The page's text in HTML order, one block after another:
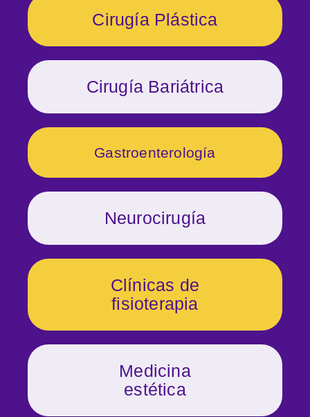
Cirugía Plástica
Cirugía Bariátrica
Gastroenterología
Neurocirugía
Clínicas de
fisioterapia
Medicina
estética